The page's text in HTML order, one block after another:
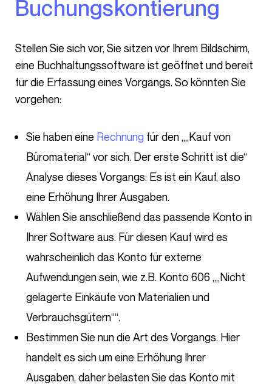
Buchungskontierung
Stellen Sie sich vor, Sie sitzen vor Ihrem Bildschirm,
eine Buchhaltungssoftware ist geöffnet und bereit
für die Erfassung eines Vorgangs. So könnten Sie
vorgehen:
Sie haben eine Rechnung für den „„Kauf von
Büromaterial“ vor sich. Der erste Schritt ist die“
Analyse dieses Vorgangs: Es ist ein Kauf, also
eine Erhöhung Ihrer Ausgaben.
Wählen Sie anschließend das passende Konto in
Ihrer Software aus. Für diesen Kauf wird es
wahrscheinlich das Konto für externe
Aufwendungen sein, wie z.B. Konto 606 „„Nicht
gelagerte Einkäufe von Materialien und
Verbrauchsgütern““.
Bestimmen Sie nun die Art des Vorgangs. Hier
handelt es sich um eine Erhöhung Ihrer
Ausgaben, daher belasten Sie das Konto mit